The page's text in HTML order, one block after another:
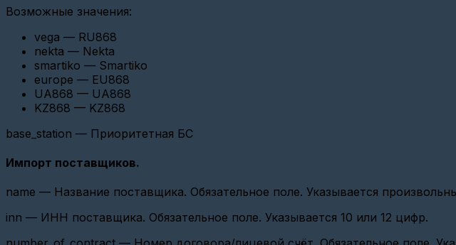
(CSD)
Импорт
устройств
Добавление
прибора
учета
с
интерфейсом
шлюза
конвертер)
шлюза
LoRaWan)
Возможные значения:
vega — RU868
nekta — Nekta
smartiko — Smartiko
europe — EU868
UA868 — UA868
KZ868 — KZ868
base_station — Приоритетная БС
Импорт поставщиков.
name — Название поставщика. Обязательное поле. Указывается
inn — ИНН поставщика. Обязательное поле. Указывается 10 или 12 цифр.